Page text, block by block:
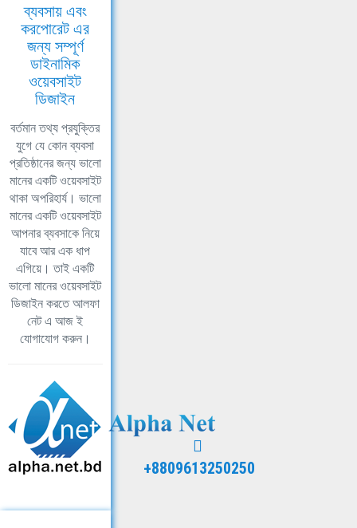
ব্যবসায় এবং
করপোরেট এর
জন্য সম্পূর্ণ
ডাইনামিক
ওয়েবসাইট
ডিজাইন
বর্তমান তথ্য প্রযুক্তির
যুগে যে কোন ব্যবসা
প্রতিষ্ঠানের জন্য ভালো
মানের একটি ওয়েবসাইট
থাকা অপরিহার্য। ভালো
মানের একটি ওয়েবসাইট
আপনার ব্যবসাকে নিয়ে
যাবে আর এক ধাপ
এগিয়ে। তাই একটি
ভালো মানের ওয়েবসাইট
ডিজাইন করতে আলফা
নেট এ আজ ই
যোগাযোগ করুন।
+8809613250250